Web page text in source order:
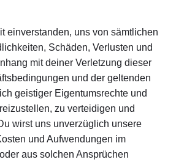
einverstanden, uns von sämtlichen
Schäden, Verlusten und
mit deiner Verletzung dieser
und der geltenden
geistiger Eigentumsrechte und
zu verteidigen und
wirst uns unverzüglich unsere
und Aufwendungen im
aus solchen Ansprüchen